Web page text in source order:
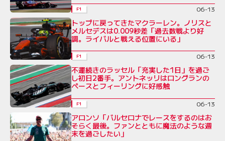
F1 06-13
トップに戻ってきたマクラーレン。ノリスと
メルセデスは0.009秒差「過去数戦より好
調。ライバルと戦える位置にいる」
F1 06-13
不運続きのラッセル「充実した1日」を過ご
し初日2番手。アントネッリはロングランの
ペースとフィーリングに好感触
F1 06-13
アロンソ「バルセロナでレースをするのはお
そらく最後。ファンとともに魔法のような週
末を過ごしたい」